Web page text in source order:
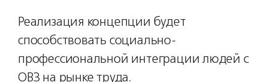
Реализация концепции будет
способствовать социально-
профессиональной интеграции людей с
ОВЗ на рынке труда.